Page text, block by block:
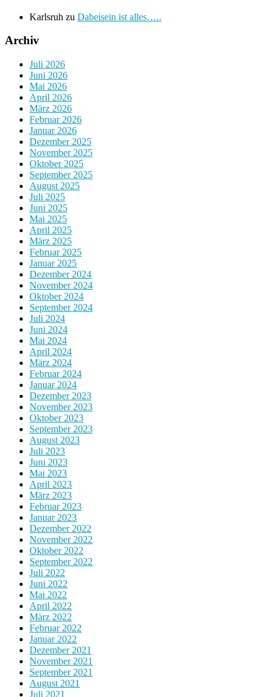
Karlsruh zu Dabeisein ist alles…..
Archiv
Juli 2026
Juni 2026
Mai 2026
April 2026
März 2026
Februar 2026
Januar 2026
Dezember 2025
November 2025
Oktober 2025
September 2025
August 2025
Juli 2025
Juni 2025
Mai 2025
April 2025
März 2025
Februar 2025
Januar 2025
Dezember 2024
November 2024
Oktober 2024
September 2024
Juli 2024
Juni 2024
Mai 2024
April 2024
März 2024
Februar 2024
Januar 2024
Dezember 2023
November 2023
Oktober 2023
September 2023
August 2023
Juli 2023
Juni 2023
Mai 2023
April 2023
März 2023
Februar 2023
Januar 2023
Dezember 2022
November 2022
Oktober 2022
September 2022
Juli 2022
Juni 2022
Mai 2022
April 2022
März 2022
Februar 2022
Januar 2022
Dezember 2021
November 2021
September 2021
August 2021
Juli 2021